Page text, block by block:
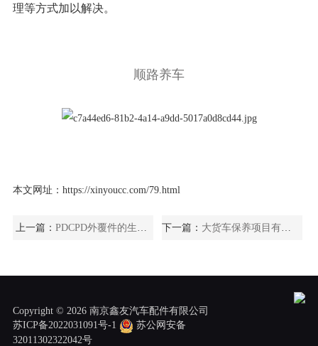
理等方式加以解决。
顺路养车
本文网址： https://xinyoucc.com/79.html
上一篇： PDCPD外覆件的生产实例 下一篇： 大货车保养项目有哪些
Copyright © 2026 南京鑫友汽车配件有限公司
苏ICP备2022031091号-1
苏公网安备
32011302322042号